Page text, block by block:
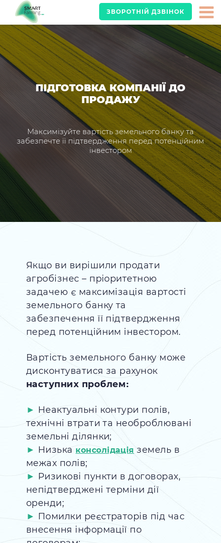
ЗВОРОТНІЙ ДЗВІНОК
ПІДГОТОВКА КОМПАНІЇ ДО
ПРОДАЖУ
Максимізуйте вартість земельного банку та
забезпечте її підтвердження перед потенційним
інвестором
Якщо ви вирішили продати
агробізнес – пріоритетною
задачею є максимізація вартості
земельного банку та
забезпечення її підтвердження
перед потенційним інвестором.
Вартість земельного банку може
дисконтуватися за рахунок
наступних проблем:
Неактуальні контури полів,
технічні втрати та необроблювані
земельні ділянки;
Низька консолідація земель в
межах полів;
Ризикові пункти в договорах,
непідтверджені терміни дії
оренди;
Помилки реєстраторів під час
внесення інформації по